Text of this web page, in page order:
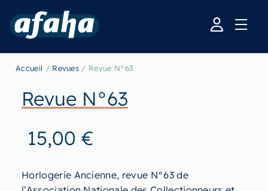
Accueil / Revues / Revue N°63
Revue N°63
15,00 €
Horlogerie Ancienne, revue N°63 de